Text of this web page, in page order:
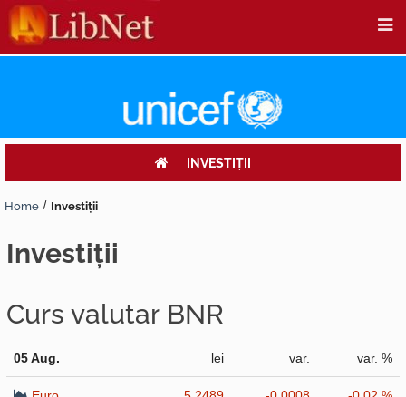
INVESTIŢII
Home Investiţii
investiţii
Curs valutar BNR
05 Aug. lei var. var. %